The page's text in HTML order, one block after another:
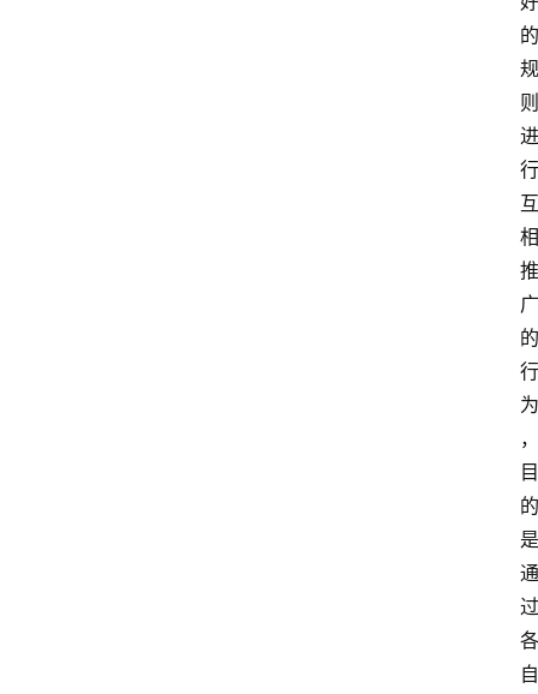
的
规
则
进
行
互
相
推
广
的
行
为
，
目
的
是
通
过
各
自